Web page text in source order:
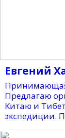
Евгений
Принимающая
Предлагаю
Китаю и
экспедиции.